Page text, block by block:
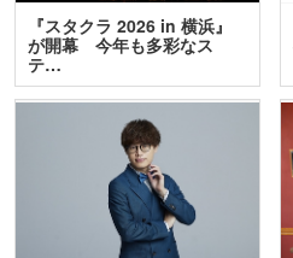
『スタクラ 2026 in 横浜』
が開幕 今年も多彩なス
テ…